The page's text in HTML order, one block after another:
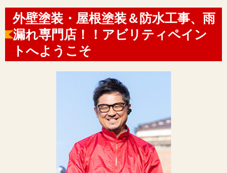
外壁塗装・屋根塗装＆防水工事、雨
漏れ専門店！！アビリティペイン
トへようこそ